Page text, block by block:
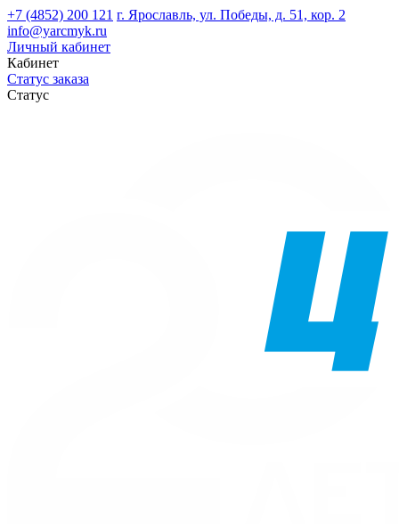
+7 (4852) 200 121 г. Ярославль, ул. Победы, д. 51, кор. 2
info@yarcmyk.ru
Личный кабинет
Кабинет
Статус заказа
Статус